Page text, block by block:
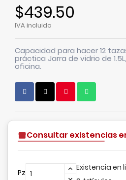
$439.50
IVA incluido
Capacidad para hacer 12
práctica Jarra de vidrio de
oficina.
Consultar existencias
Pz
Existencia en